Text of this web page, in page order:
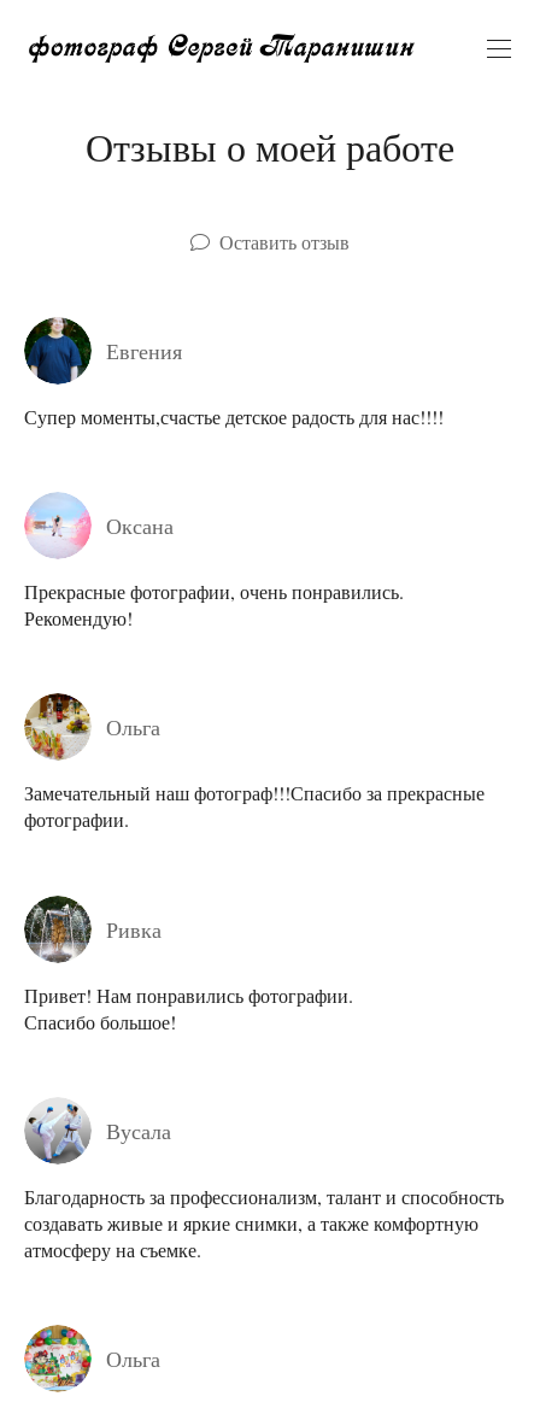
Отзывы о моей работе
Оставить отзыв
Евгения
Супер моменты,счастье детское радость для нас!!!!
Оксана
Прекрасные фотографии, очень понравились.
Рекомендую!
Ольга
Замечательный наш фотограф!!!Спасибо за прекрасные
фотографии.
Ривка
Привет! Нам понравились фотографии.
Спасибо большое!
Вусала
Благодарность за профессионализм, талант и способность
создавать живые и яркие снимки, а также комфортную
атмосферу на съемке.
Ольга